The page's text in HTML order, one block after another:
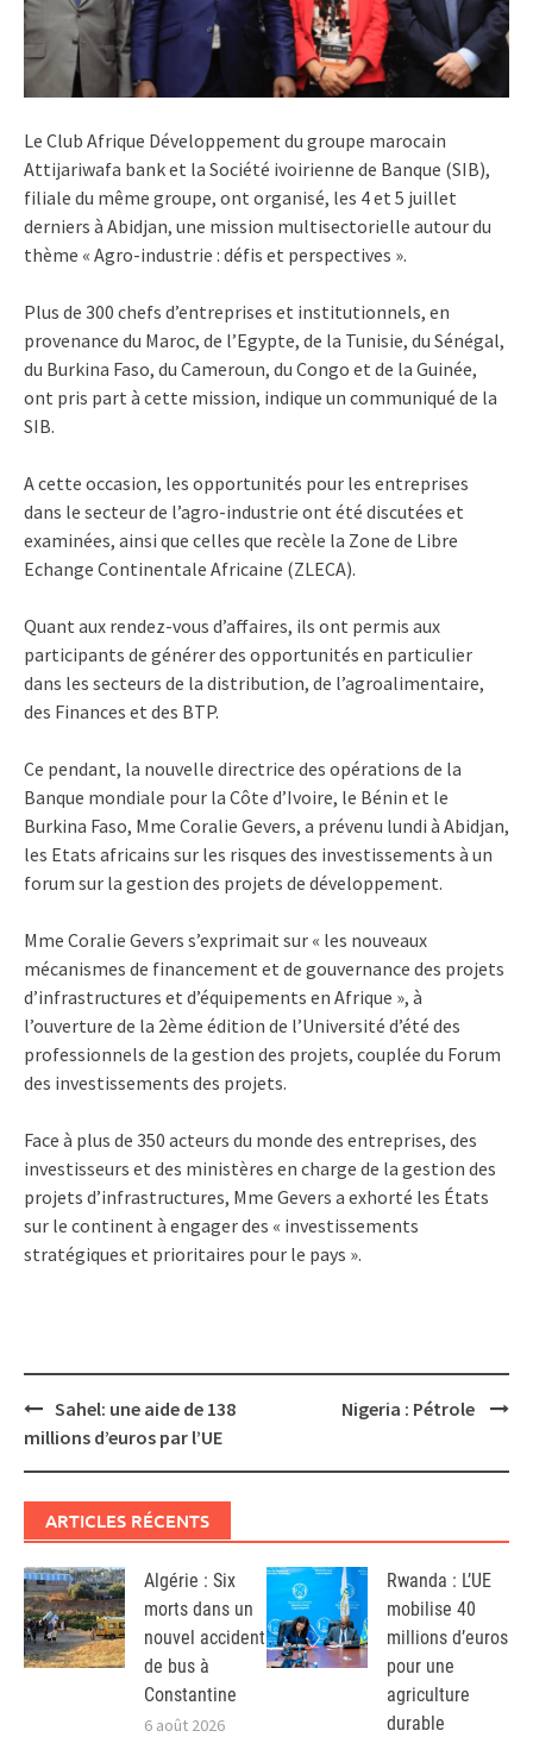
Le Club Afrique Développement du groupe marocain
Attijariwafa bank et la Société ivoirienne de Banque (SIB),
filiale du même groupe, ont organisé, les 4 et 5 juillet
derniers à Abidjan, une mission multisectorielle autour du
thème « Agro-industrie : défis et perspectives ».
Plus de 300 chefs d’entreprises et institutionnels, en
provenance du Maroc, de l’Egypte, de la Tunisie, du Sénégal,
du Burkina Faso, du Cameroun, du Congo et de la Guinée,
ont pris part à cette mission, indique un communiqué de la
SIB.
A cette occasion, les opportunités pour les entreprises
dans le secteur de l’agro-industrie ont été discutées et
examinées, ainsi que celles que recèle la Zone de Libre
Echange Continentale Africaine (ZLECA).
Quant aux rendez-vous d’affaires, ils ont permis aux
participants de générer des opportunités en particulier
dans les secteurs de la distribution, de l’agroalimentaire,
des Finances et des BTP.
Ce pendant, la nouvelle directrice des opérations de la
Banque mondiale pour la Côte d’Ivoire, le Bénin et le
Burkina Faso, Mme Coralie Gevers, a prévenu lundi à Abidjan,
les Etats africains sur les risques des investissements à un
forum sur la gestion des projets de développement.
Mme Coralie Gevers s’exprimait sur « les nouveaux
mécanismes de financement et de gouvernance des projets
d’infrastructures et d’équipements en Afrique », à
l’ouverture de la 2ème édition de l’Université d’été des
professionnels de la gestion des projets, couplée du Forum
des investissements des projets.
Face à plus de 350 acteurs du monde des entreprises, des
investisseurs et des ministères en charge de la gestion des
projets d’infrastructures, Mme Gevers a exhorté les États
sur le continent à engager des « investissements
stratégiques et prioritaires pour le pays ».
Post
navigation
Sahel: une aide de 138
millions d’euros par l’UE
Nigeria : Pétrole
ARTICLES RÉCENTS
Algérie : Six
morts dans un
nouvel accident
de bus à
Constantine
6 août 2026
Rwanda : L’UE
mobilise 40
millions d’euros
pour une
agriculture
durable